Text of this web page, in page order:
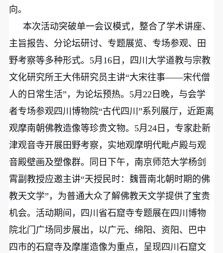
向。
本次活动突破单一会议模式，整合了学术讲座、
主旨报告、分论坛研讨、专题展览、专场参观、田
野考察等多种形式。5月16日，四川大学道教与宗教
文化研究所王大伟研究员主讲“大宋往事——宋代僧
人的日常生活”，为论坛预热。5月22日晚，与会学
者专场参观四川博物院“古代四川”系列展厅，近距离
观摩南朝佛教造像等珍贵文物。5月24日，专家赴新
津观音寺开展田野考察，实地观摩明代毗卢殿与观
音殿壁画及塑像群。同日下午，南京师范大学杨剑
霄副教授应邀主讲“天授民时：魏晋南北朝时期的佛
教天文学”，为普通大众了解佛教天文学提供了宝贵
机会。活动期间，四川省石窟寺专题展在四川博物
院北门广场同步展出，以广元、绵阳、资阳、巴中
四市的石窟寺及摩崖造像为重点，呈现四川石窟文